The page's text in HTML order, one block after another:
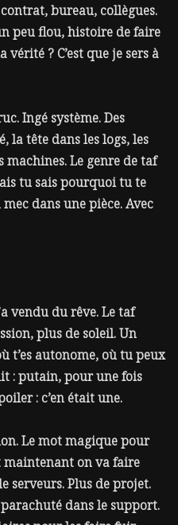
bureau, collègues.
peu flou, histoire de faire
? C’est que je sers à
Ingé système. Des
la tête dans les logs, les
Le genre de taf
tu sais pourquoi tu te
dans une pièce. Avec
vendu du rêve. Le taf
plus de soleil. Un
t’es autonome, où tu peux
: putain, pour une fois
: c’en était une.
Le mot magique pour
maintenant on va faire
serveurs. Plus de projet.
dans le support.